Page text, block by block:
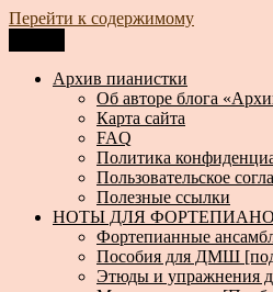
Перейти к содержимому
Архив пианистки
Всё для пианистов: ноты, книги,
Архив пианистки
Об авторе блога
Карта сайта
FAQ
Политика
Пользовательское
Полезные ссылки
НОТЫ ДЛЯ
Фортепианные
Пособия для ДМШ
Этюды и упражнения